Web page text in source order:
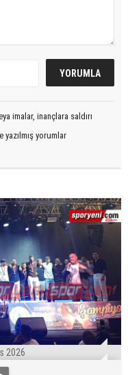
imalar, inançlara saldırı
yorumlar
2026